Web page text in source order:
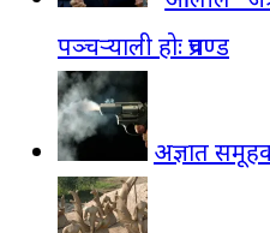
पञ्चर्‍याली होः प्रचण्ड
अज्ञात